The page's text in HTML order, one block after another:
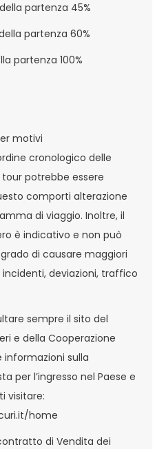
partenza 45%
partenza 60%
partenza 100%
motivi
cronologico delle
potrebbe essere
comporti alterazione
di viaggio. Inoltre, il
è indicativo e non può
di causare maggiori
deviazioni, traffico
sempre il sito del
e della Cooperazione
informazioni sulla
per l’ingresso nel Paese e
visitare:
home
di Vendita dei